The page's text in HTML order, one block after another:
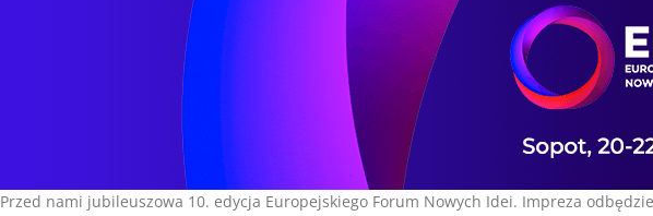
Przed nami jubileuszowa 10. edycja Europejskiego Forum Nowych Idei. Impreza